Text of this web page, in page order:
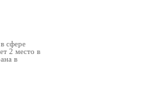
сфере
2 место в
в